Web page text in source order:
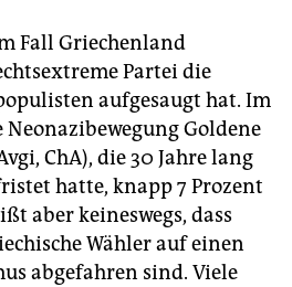
Fall Griechenland
Partei die
aufgesaugt hat. Im
Neonazibewegung Goldene
ChA), die 30 Jahre lang
hatte, knapp 7 Prozent
aber keineswegs, dass
Wähler auf einen
abgefahren sind. Viele